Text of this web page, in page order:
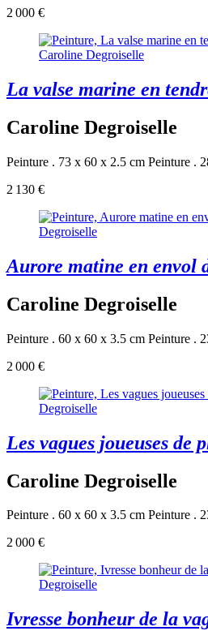
2 000 €
La valse marine en
Caroline Degroiselle
Peinture . 73 x 60 x 2.5 cm Peinture .
2 130 €
Aurore matine en envol
Caroline Degroiselle
Peinture . 60 x 60 x 3.5 cm Peinture .
2 000 €
Les vagues joueuses de
Caroline Degroiselle
Peinture . 60 x 60 x 3.5 cm Peinture .
2 000 €
Ivresse bonheur de la